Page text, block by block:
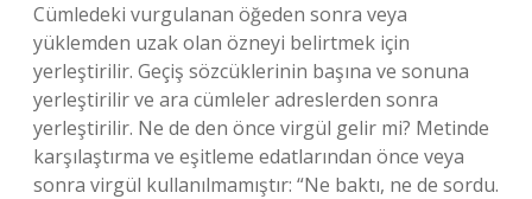
Cümledeki vurgulanan öğeden sonra veya
yüklemden uzak olan özneyi belirtmek için
yerleştirilir. Geçiş sözcüklerinin başına ve sonuna
yerleştirilir ve ara cümleler adreslerden sonra
yerleştirilir. Ne de den önce virgül gelir mi? Metinde
karşılaştırma ve eşitleme edatlarından önce veya
sonra virgül kullanılmamıştır: “Ne baktı, ne de sordu.